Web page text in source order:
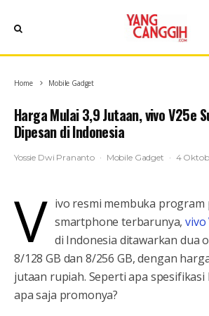
Home Mobile Gadget
Harga Mulai 3,9 Jutaan, vivo V25e
Dipesan di Indonesia
Yossie Dwi Prananto · Mobile Gadget · 4
v ivo resmi membuka
smartphone terbarunya,vivo
di Indonesia ditawarkan dua
8/128 GB dan 8/256 GB, dengan
jutaan rupiah. Seperti apa spesifikasi
apa saja promonya?